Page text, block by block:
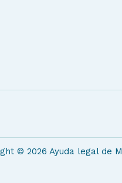
© 2026 Ayuda legal de